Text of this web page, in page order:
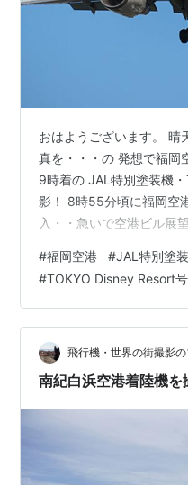
おはようございます。 晴
真を・・・の 発想で福岡
9時着の JAL特別塗装機
影！ 8時55分頃に福岡空
入・・急いで空港ビル展
ら離陸まで「撮影」でし
SKYMARKは40分 随分余
2023年10月13日 金曜日
温20度 湿度52％ 外気温
空自衛隊芦屋基…
#福岡空港 #JAL特別塗
#TOKYO Disney Resort号
飛行機・世界の街撮影
南紀白浜空港着陸機